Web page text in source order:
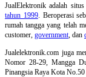
JualElektronik adalah
tahun 1999. Beroperasi
rumah tangga yang telah
customer, government, dan
Jualelektronik.com juga
Nomor 28-29, Mangga
Pinangsia Raya Kota No.50